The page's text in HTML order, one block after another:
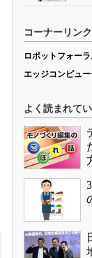
コーナーリンク
ロボットフォー
エッジコンピュ
よく読まれて